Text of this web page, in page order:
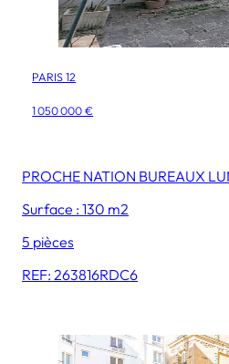
PARIS 12
1 050 000 €
PROCHE NATION BUREAUX
Surface : 130 m2
5 pièces
REF: 263816RDC6